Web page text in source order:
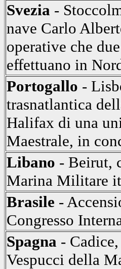
Svezia -
nave Carlo
operative che
effettuano in
Portogallo -
trasnatlantica
Halifax di una
Maestrale, in
Libano - Beirut,
Marina Militare
Brasile -
Congresso
Spagna -
Vespucci della